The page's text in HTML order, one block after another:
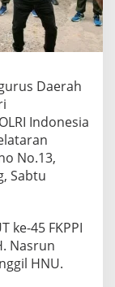
Daerah
Indonesia
No.13,
Sabtu
ke-45 FKPPI
Nasrun
HNU.